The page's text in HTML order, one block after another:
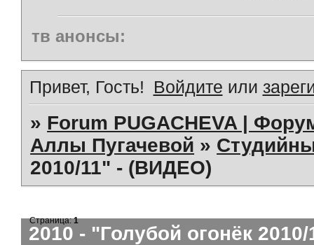
тв анонсы:
Привет, Гость! Войдите или
» Forum PUGACHEVA |
Аллы Пугачевой »
2010/11" - (ВИДЕО)
2010 - "Голубой огонёк
Страница:1